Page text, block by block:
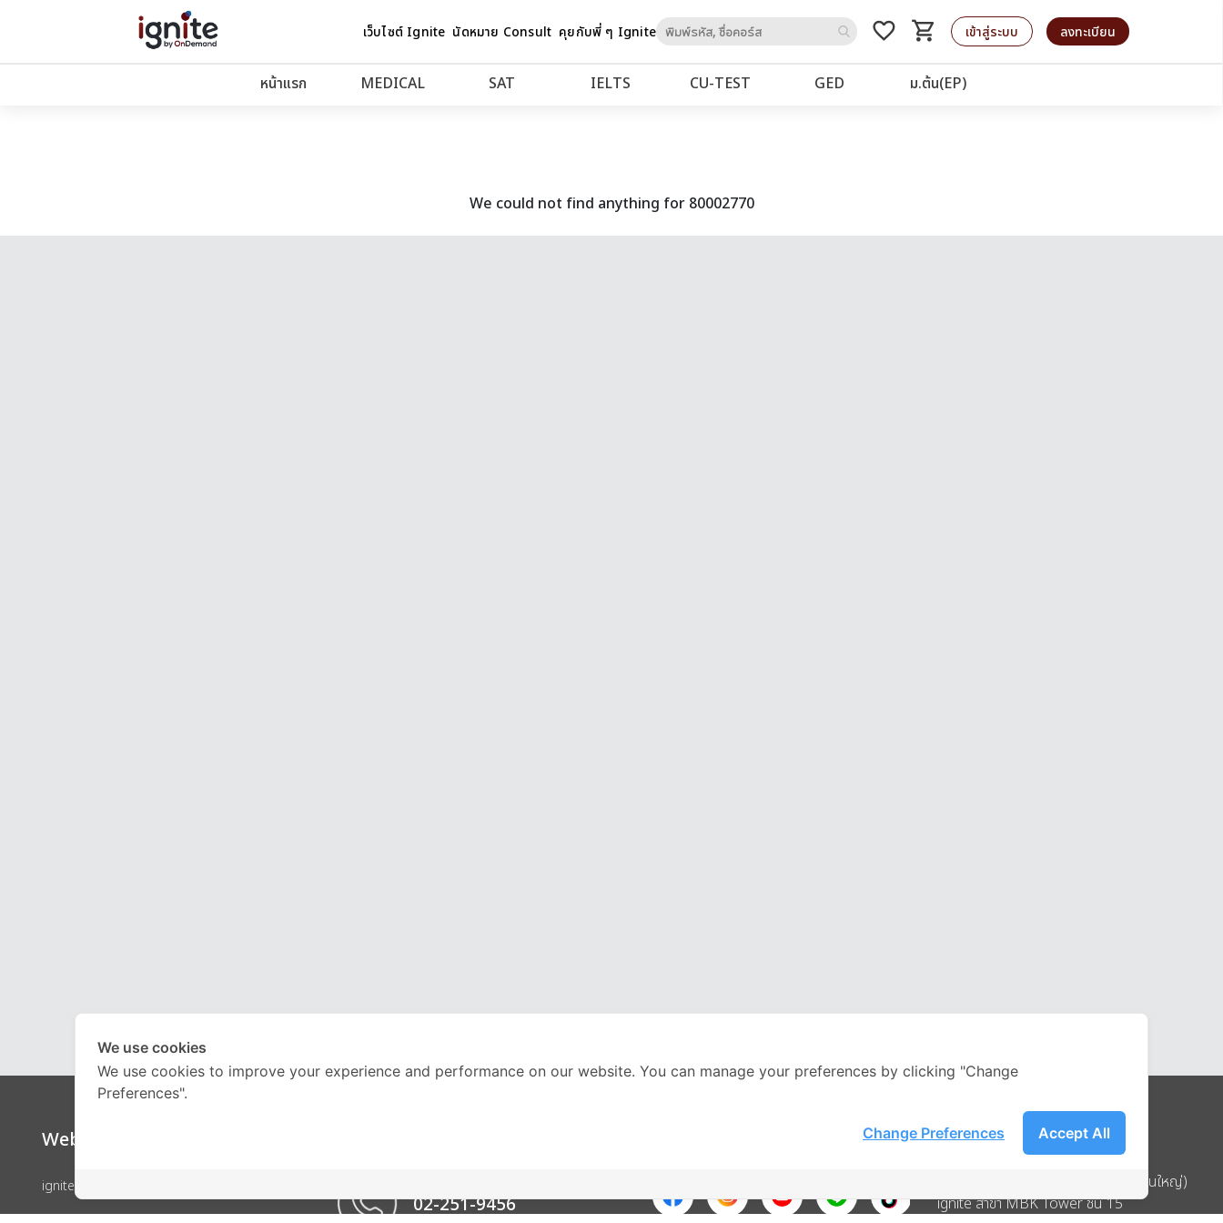
เว็บไซต์ Ignite นัดหมาย Consult คุยกับพี่ ๆ Igniteto
favorite_border shopping_cart
รถเข็น เข้าสู่ระบบ ลงทะเบียน
หน้าแรก MEDICAL SAT IELTS CU‑TEST GED ม.ต้น(EP)
We could not find anything for 80002770
Website
ignite by OnDemand
02-251-9456
Address
บริษัท อิกไนท์ เอ สตาร์ จำกัด (สำนักงานใหญ่)
ignite สาขา MBK Tower ชั้น 15
We use cookies
We use cookies to improve your experience and performance on our website. You can manage your preferences by clicking "Change
Preferences".
Accept All
Change Preferences